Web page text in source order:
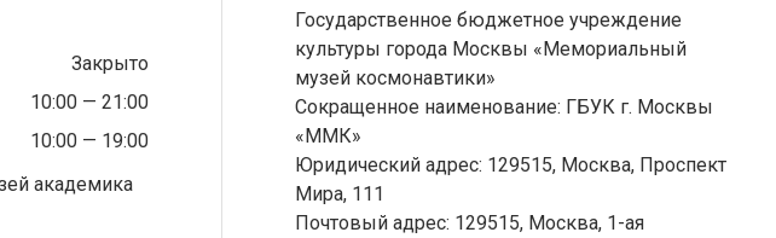
Закрыто
10:00 — 21:00
10:00 — 19:00
академика
Государственное бюджетное учреждение
культуры города Москвы «Мемориальный
музей космонавтики»
Сокращенное наименование: ГБУК г. Москвы
«ММК»
Юридический адрес: 129515, Москва, Проспект
Мира, 111
Почтовый адрес: 129515, Москва, 1-ая